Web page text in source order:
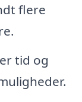
flere
tid og